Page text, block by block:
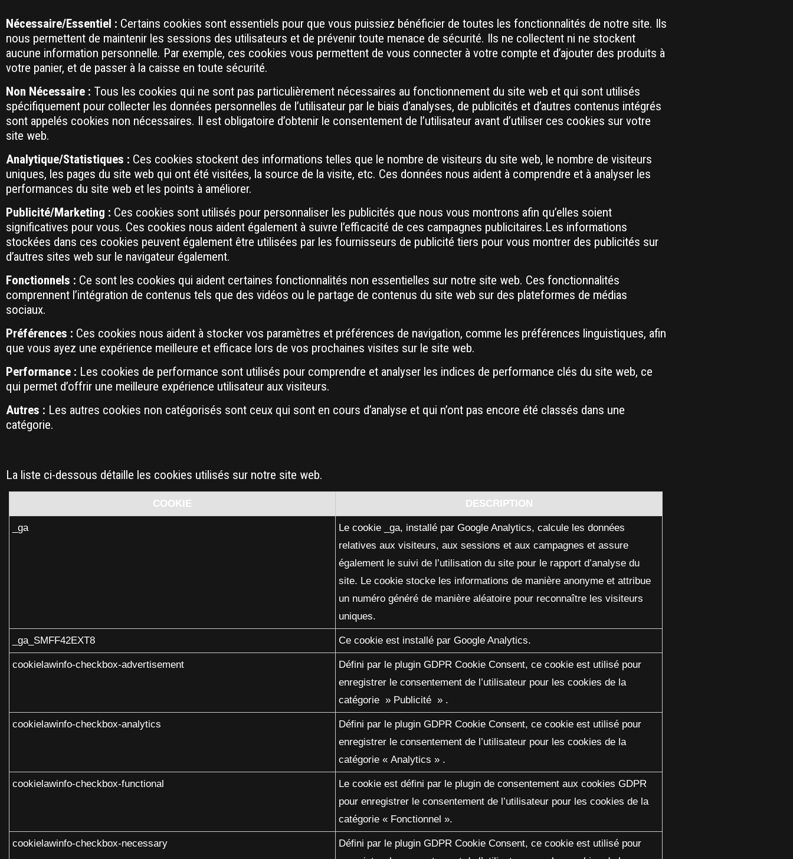
Nécessaire/Essentiel : Certains cookies sont essentiels pour que vous puissiez bénéficier de toutes les fonctionnalités de notre site. Ils
nous permettent de maintenir les sessions des utilisateurs et de prévenir toute menace de sécurité. Ils ne collectent ni ne stockent
aucune information personnelle. Par exemple, ces cookies vous permettent de vous connecter à votre compte et d’ajouter des produits à
votre panier, et de passer à la caisse en toute sécurité.
Non Nécessaire : Tous les cookies qui ne sont pas particulièrement nécessaires au fonctionnement du site web et qui sont utilisés
spécifiquement pour collecter les données personnelles de l’utilisateur par le biais d’analyses, de publicités et d’autres contenus intégrés
sont appelés cookies non nécessaires. Il est obligatoire d’obtenir le consentement de l’utilisateur avant d’utiliser ces cookies sur votre
site web.
Analytique/Statistiques : Ces cookies stockent des informations telles que le nombre de visiteurs du site web, le nombre de visiteurs
uniques, les pages du site web qui ont été visitées, la source de la visite, etc. Ces données nous aident à comprendre et à analyser les
performances du site web et les points à améliorer.
Publicité/Marketing : Ces cookies sont utilisés pour personnaliser les publicités que nous vous montrons afin qu’elles soient
significatives pour vous. Ces cookies nous aident également à suivre l’efficacité de ces campagnes publicitaires.Les informations
stockées dans ces cookies peuvent également être utilisées par les fournisseurs de publicité tiers pour vous montrer des publicités sur
d’autres sites web sur le navigateur également.
Fonctionnels : Ce sont les cookies qui aident certaines fonctionnalités non essentielles sur notre site web. Ces fonctionnalités
comprennent l’intégration de contenus tels que des vidéos ou le partage de contenus du site web sur des plateformes de médias
sociaux.
Préférences : Ces cookies nous aident à stocker vos paramètres et préférences de navigation, comme les préférences linguistiques, afin
que vous ayez une expérience meilleure et efficace lors de vos prochaines visites sur le site web.
Performance : Les cookies de performance sont utilisés pour comprendre et analyser les indices de performance clés du site web, ce
qui permet d’offrir une meilleure expérience utilisateur aux visiteurs.
Autres : Les autres cookies non catégorisés sont ceux qui sont en cours d’analyse et qui n’ont pas encore été classés dans une
catégorie.
La liste ci-dessous détaille les cookies utilisés sur notre site web.
COOKIE DESCRIPTION
_ga
Le cookie _ga, installé par Google Analytics, calcule les données
relatives aux visiteurs, aux sessions et aux campagnes et assure
également le suivi de l’utilisation du site pour le rapport d’analyse du
site. Le cookie stocke les informations de manière anonyme et attribue
un numéro généré de manière aléatoire pour reconnaître les visiteurs
uniques.
_ga_SMFF42EXT8 Ce cookie est installé par Google Analytics.
cookielawinfo-checkbox-advertisement
Défini par le plugin GDPR Cookie Consent, ce cookie est utilisé pour
enregistrer le consentement de l’utilisateur pour les cookies de la
catégorie » Publicité » .
cookielawinfo-checkbox-analytics
Défini par le plugin GDPR Cookie Consent, ce cookie est utilisé pour
enregistrer le consentement de l’utilisateur pour les cookies de la
catégorie « Analytics » .
cookielawinfo-checkbox-functional
Le cookie est défini par le plugin de consentement aux cookies GDPR
pour enregistrer le consentement de l’utilisateur pour les cookies de la
catégorie « Fonctionnel ».
cookielawinfo-checkbox-necessary
Défini par le plugin GDPR Cookie Consent, ce cookie est utilisé pour